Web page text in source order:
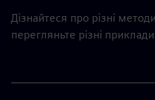
Дізнайтеся про різні
перегляньте різні